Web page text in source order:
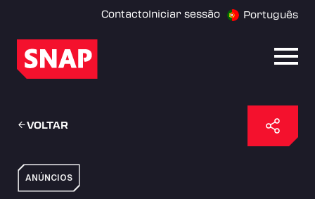
ContactoIniciar sessão Português
VOLTAR
ANÚNCIOS